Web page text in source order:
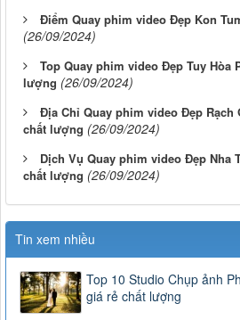
Điểm Quay phim video Đẹp Kon
(26/09/2024)
Top Quay phim video Đẹp Tuy Hòa
lượng (26/09/2024)
Địa Chỉ Quay phim video Đẹp Rạch
chất lượng (26/09/2024)
Dịch Vụ Quay phim video Đẹp Nha
chất lượng (26/09/2024)
Tin xem nhiều
Top 10 Studio Chụp ảnh
giá rẻ chất lượng